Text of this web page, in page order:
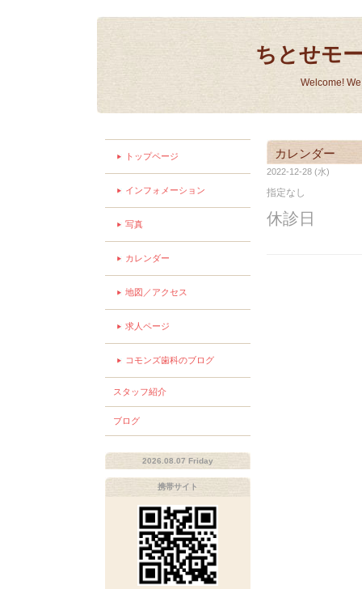
ちとせモ
Welcome!
カレンダー
2022-12-28 (水)
指定なし
休診日
トップページ
インフォメーション
写真
カレンダー
地図／アクセス
求人ページ
コモンズ歯科のブログ
スタッフ紹介
ブログ
2026.08.07 Friday
携帯サイト